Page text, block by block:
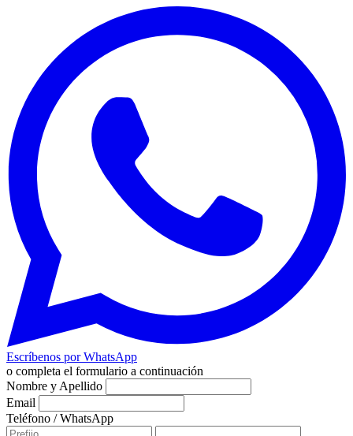
Escríbenos por WhatsApp
o completa el formulario a continuación
Nombre y Apellido
Email
Teléfono / WhatsApp